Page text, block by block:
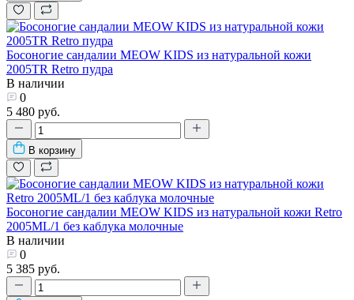
Босоногие сандалии MEOW KIDS из натуральной кожи
2005TR Retro пудра
В наличии
0
5 480 руб.
В корзину
Босоногие сандалии MEOW KIDS из натуральной кожи Retro
2005ML/1 без каблука молочные
В наличии
0
5 385 руб.